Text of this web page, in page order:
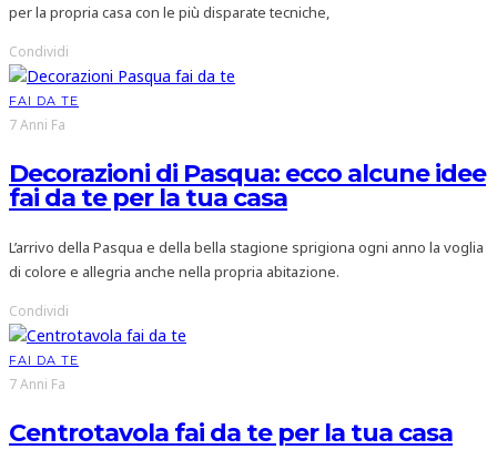
per la propria casa con le più disparate tecniche,
Condividi
FAI DA TE
7 Anni Fa
Decorazioni di Pasqua: ecco alcune idee
fai da te per la tua casa
L’arrivo della Pasqua e della bella stagione sprigiona ogni anno la voglia
di colore e allegria anche nella propria abitazione.
Condividi
FAI DA TE
7 Anni Fa
Centrotavola fai da te per la tua casa